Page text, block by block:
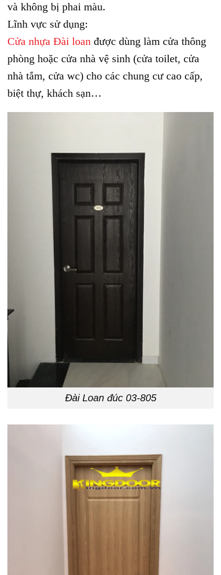
và không bị phai màu.
Lĩnh vực sử dụng:
Cửa nhựa Đài loan được dùng làm cửa thông
phòng hoặc cửa nhà vệ sinh (cửa toilet, cửa
nhà tắm, cửa wc) cho các chung cư cao cấp,
biệt thự, khách sạn…
Đài Loan đúc 03-805